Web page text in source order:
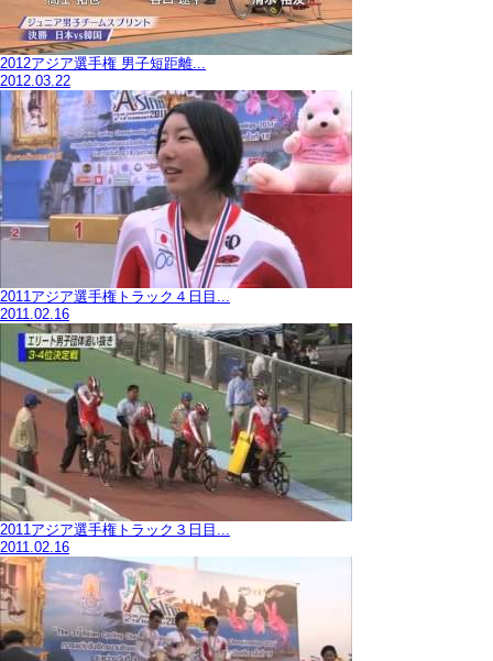
2012アジア選手権 男子短距離...
2012.03.22
2011アジア選手権トラック４日目...
2011.02.16
2011アジア選手権トラック３日目...
2011.02.16